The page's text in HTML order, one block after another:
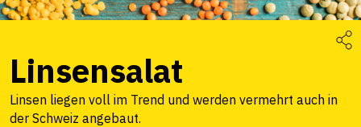
Linsensalat
Linsen liegen voll im Trend und werden vermehrt auch in
der Schweiz angebaut.